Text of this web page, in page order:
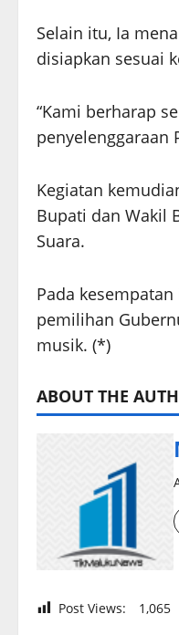
Selain itu, Ia
disiapkan sesuai
“Kami berharap
penyelenggaraan
Kegiatan
Bupati dan Wakil
Suara.
Pada
pemilihan
musik. (*)
ABOUT THE
Post Views: 1,065